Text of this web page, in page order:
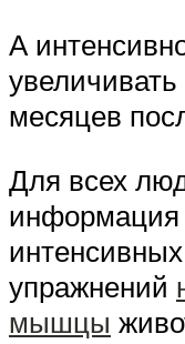
А
месяцев
Для всех
информация
упражнений
мышцы